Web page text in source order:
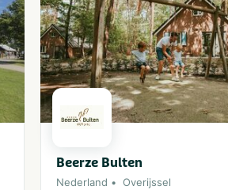
Beerze Bulten
Nederland Overijssel